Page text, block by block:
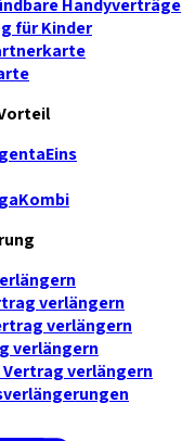
Handyverträge
für Kinder
verlängern
verlängern
verlängern
Vertrag verlängern